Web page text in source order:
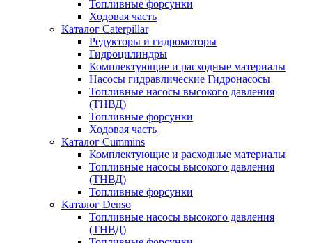
Топливные форсунки
Ходовая часть
Каталог Caterpillar
Редукторы и гидромоторы
Гидроцилиндры
Комплектующие и расходные материалы
Насосы гидравлические Гидронасосы
Топливные насосы высокого давления
(ТНВД)
Топливные форсунки
Ходовая часть
Каталог Cummins
Комплектующие и расходные материалы
Топливные насосы высокого давления
(ТНВД)
Топливные форсунки
Каталог Denso
Топливные насосы высокого давления
(ТНВД)